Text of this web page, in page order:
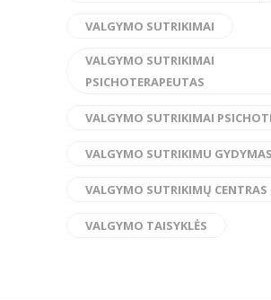
VALGYMO SUTRIKIMAI
VALGYMO SUTRIKIMAI
PSICHOTERAPEUTAS
VALGYMO SUTRIKIMAI
VALGYMO SUTRIKIMU GYDYMAS
VALGYMO SUTRIKIMŲ CENTRAS
VALGYMO TAISYKLĖS